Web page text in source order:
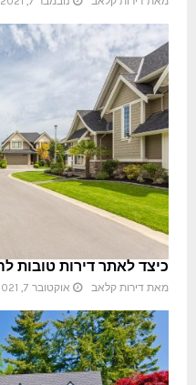
כיצד לאתר דירות טובות
מאת דירות קלאב אוקטובר 7, 2021